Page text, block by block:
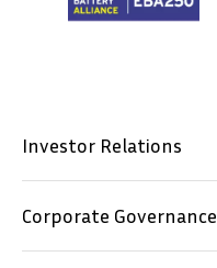
Investor Relations
Corporate Governance